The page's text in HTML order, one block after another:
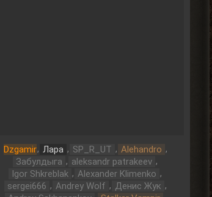
Dzgamir, Лара , SP_R_UT , Alehandro ,
Забулдыга , aleksandr patrakeev ,
Igor Shkreblak , Alexander Klimenko ,
sergei666 , Andrey Wolf , Денис Жук ,